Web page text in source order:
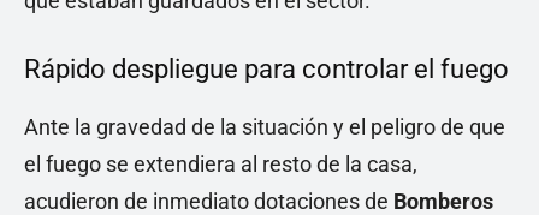
Rápido despliegue para controlar el fuego
Ante la gravedad de la situación y el peligro de que
el fuego se extendiera al resto de la casa,
acudieron de inmediato dotaciones de Bomberos